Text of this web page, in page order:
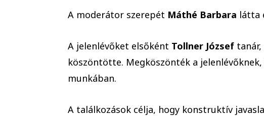
A moderátor szerepét Máthé Barbara látta
A jelenlévőket elsőként Tollner József
köszöntötte. Megköszönték a
munkában.
A találkozások célja, hogy konstruktív